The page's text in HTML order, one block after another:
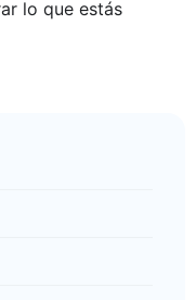
lo que estás